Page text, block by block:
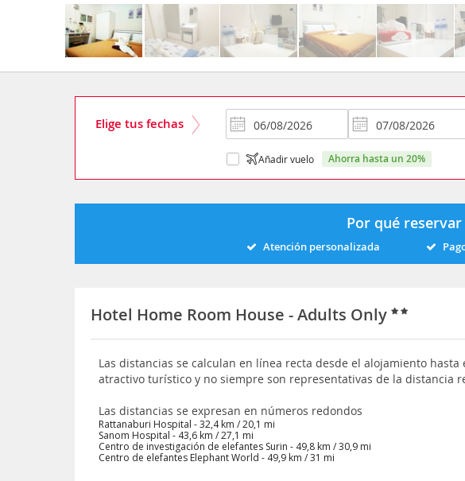
Elige tus fechas
Añadir vuelo ahorra hasta un 20%
Por qué
Atención personalizada
Hotel Home Room House - Adults Only
Las distancias se calculan en línea recta desde el alojamiento
atractivo turístico y no siempre son representativas de la distancia
Las distancias se expresan en números redondos
Rattanaburi Hospital - 32,4 km / 20,1 mi
Sanom Hospital - 43,6 km / 27,1 mi
Centro de investigación de elefantes Surin - 49,8 km / 30,9 mi
Centro de elefantes Elephant World - 49,9 km / 31 mi